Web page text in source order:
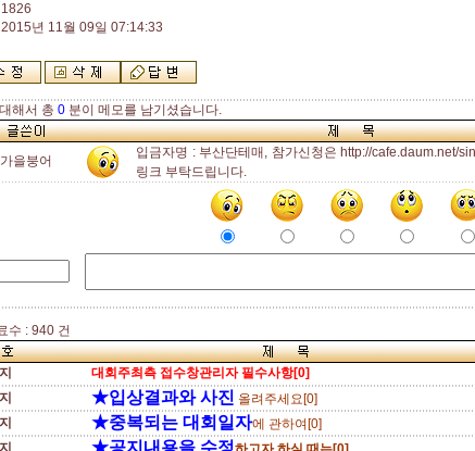
2015년 11월 09일 07:14:33
해서 총 0 분이 메모를 남기셨습니다.
가을붕어
입금자명 : 부산단테매, 참가신청은 http://cafe.daum.net/
링크 부탁드립니다.
수 : 940 건
대회주최측 접수창관리자 필수사항[0]
★입상결과와 사진 올려주세요[0]
★중복되는 대회일자에 관하여[0]
★공지내용을 수정